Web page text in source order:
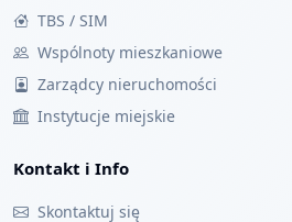
TBS / SIM
Wspólnoty mieszkaniowe
Zarządcy nieruchomości
Instytucje miejskie
Kontakt i Info
Skontaktuj się